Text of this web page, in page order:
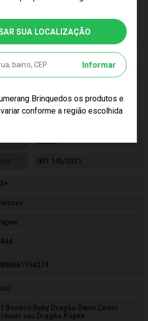
SUA LOCALIZAÇÃO
Informar
Brinquedos os produtos e
conforme a região escolhida
é mais do que um brinquedo: é
para o mundo mágico dos dragões. C
Pupee e embarque em grandes avent
Anatel
001 145/2021
Boneco Baby Dragão Dawn Como
seu Dragão Pupee